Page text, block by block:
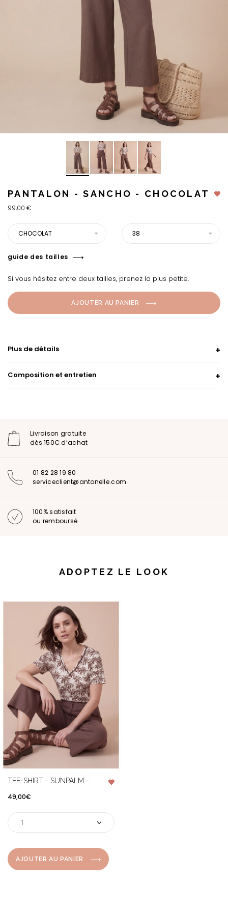
PANTALON - SANCHO - CHOCOLAT
99,00 €
CHOCOLAT 38
guide des tailles
Si vous hésitez entre deux tailles, prenez la plus petite.
AJOUTER AU PANIER
Plus de détails
Composition et entretien
Livraison gratuite
dès 150€ d’achat
01 82 28 19 80
serviceclient@antonelle.com
100% satisfait
ou remboursé
ADOPTEZ LE LOOK
TEE-SHIRT - SUNPALM -...
Prix
49,00€
AJOUTER AU PANIER